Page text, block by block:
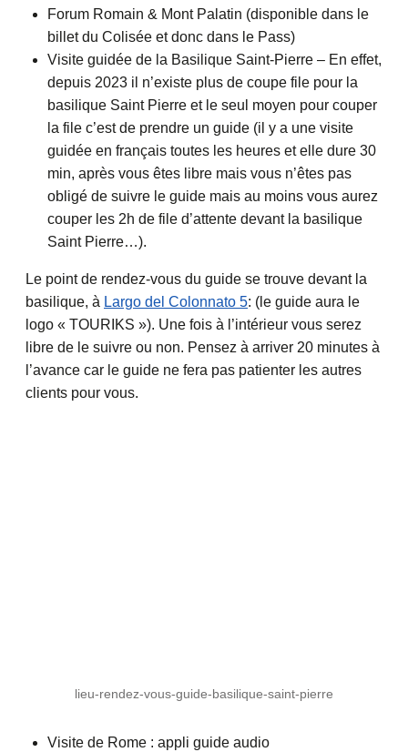
Forum Romain & Mont Palatin (disponible dans le
billet du Colisée et donc dans le Pass)
Visite guidée de la Basilique Saint-Pierre – En effet,
depuis 2023 il n’existe plus de coupe file pour la
basilique Saint Pierre et le seul moyen pour couper
la file c’est de prendre un guide (il y a une visite
guidée en français toutes les heures et elle dure 30
min, après vous êtes libre mais vous n’êtes pas
obligé de suivre le guide mais au moins vous aurez
couper les 2h de file d’attente devant la basilique
Saint Pierre…).
Le point de rendez-vous du guide se trouve devant la
basilique, à Largo del Colonnato 5: (le guide aura le
logo « TOURIKS »). Une fois à l’intérieur vous serez
libre de le suivre ou non. Pensez à arriver 20 minutes à
l’avance car le guide ne fera pas patienter les autres
clients pour vous.
lieu-rendez-vous-guide-basilique-saint-pierre
Visite de Rome : appli guide audio